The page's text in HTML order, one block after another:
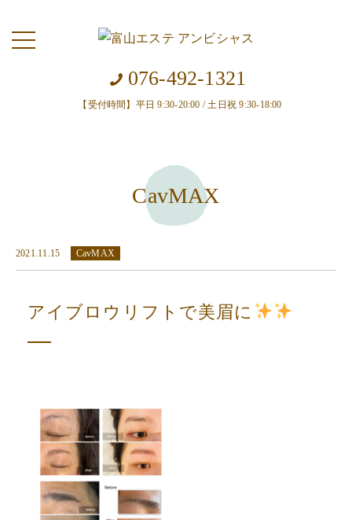
076-492-1321
【受付時間】平日 9:30-20:00 / 土日祝 9:30-18:00
toggle
navigation
CavMAX
2021.11.15 CavMAX
アイブロウリフトで美眉に